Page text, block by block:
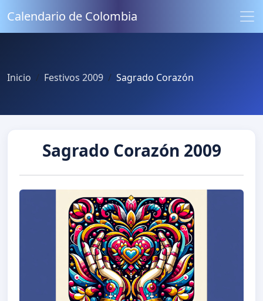
Calendario de Colombia
Inicio Festivos 2009 Sagrado Corazón
Sagrado Corazón 2009